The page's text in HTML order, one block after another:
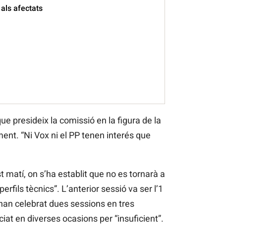
afectats
presideix la comissió en la figura de la
“Ni Vox ni el PP tenen interés que
matí, on s’ha establit que no es tornarà a
tècnics”. L’anterior sessió va ser l’1
celebrat dues sessions en tres
en diverses ocasions per “insuficient”.